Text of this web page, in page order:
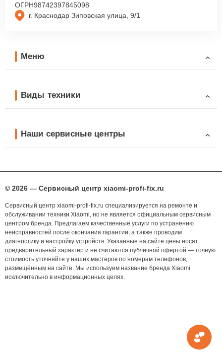
г. Краснодар Зиповская улица, 9/1
ОГРН98742397845098
Меню
Виды техники
Наши сервисные центры
© 2026 — Сервисный центр xiaomi-profi-fix.ru
Сервисный центр xiaomi-profi-fix.ru специализируется на ремонте и
обслуживании техники Xiaomi, но не является официальным сервисным
центром бренда. Предлагаем качественные услуги по устранению
неисправностей после окончания гарантии, а также проводим
диагностику и настройку устройств. Указанные на сайте цены носят
предварительный характер и не считаются публичной офертой — точную
стоимость уточняйте у наших мастеров по номерам телефонов,
размещённым на сайте. Мы используем название бренда Xiaomi
исключительно в информационных целях.